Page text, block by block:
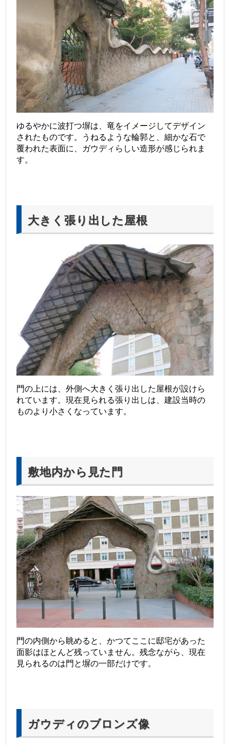
ゆるやかに波打つ塀は、竜をイメージしてデザイン
されたものです。うねるような輪郭と、細かな石で
覆われた表面に、ガウディらしい造形が感じられま
す。
大きく張り出した屋根
門の上には、外側へ大きく張り出した屋根が設けら
れています。現在見られる張り出しは、建設当時の
ものより小さくなっています。
敷地内から見た門
門の内側から眺めると、かつてここに邸宅があった
面影はほとんど残っていません。残念ながら、現在
見られるのは門と塀の一部だけです。
ガウディのブロンズ像